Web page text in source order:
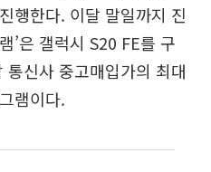
행한다. 이달 말일까지 진
’은 갤럭시 S20 FE를 구
신사 중고매입가의 최대
램이다.